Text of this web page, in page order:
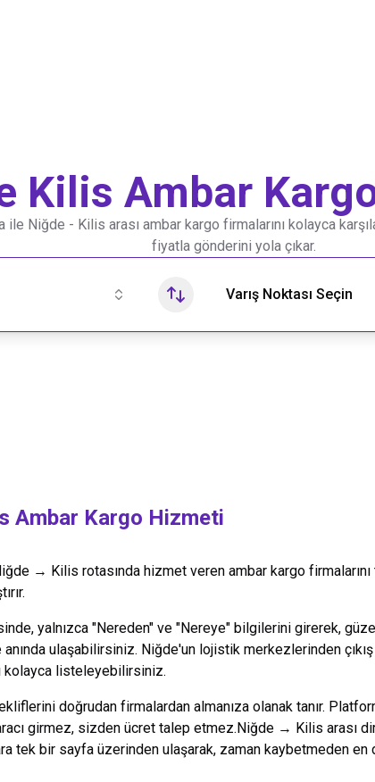
Kilis Ambar
ile Niğde - Kilis arası ambar kargo firmalarını kolayca
fiyatla gönderini yola çıkar.
Varış Noktası Seçin
Ambar Kargo Hizmeti
→ Kilis rotasında hizmet veren ambar kargo
yalnızca "Nereden" ve "Nereye" bilgilerini girerek,
ulaşabilirsiniz. Niğde'un lojistik merkezlerinden
kolayca listeleyebilirsiniz.
doğrudan firmalardan almanıza olanak tanır.
girmez, sizden ücret talep etmez.Niğde → Kilis arası
tek bir sayfa üzerinden ulaşarak, zaman kaybetmeden en